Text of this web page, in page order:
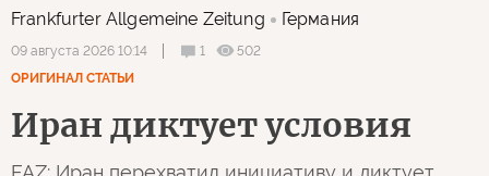
Frankfurter Allgemeine Zeitung Германия
09 августа 2026 10:14 1
502
ОРИГИНАЛ СТАТЬИ
Иран диктует условия